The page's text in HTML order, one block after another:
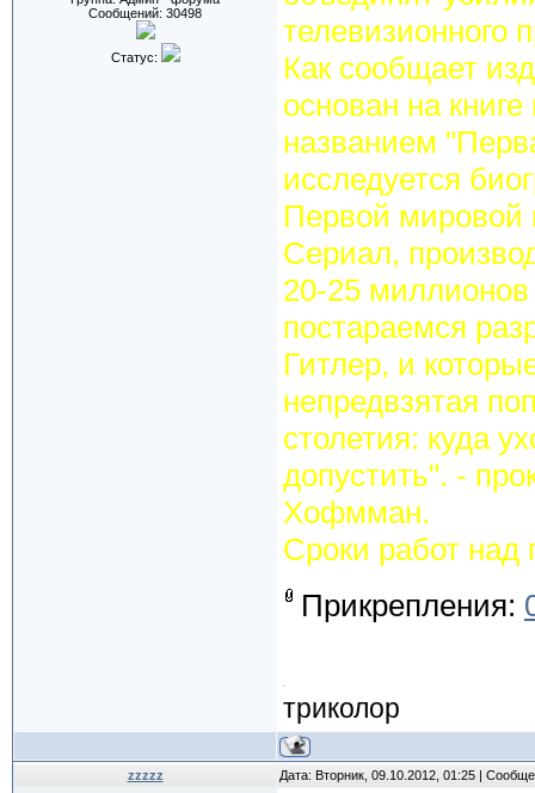
Сообщений: 30498
Статус:
телевизионного
Как сообщает
основан на
названием
исследуется
Первой мировой
Сериал,
20-25
постараемся
Гитлер, и
непредвзятая
столетия: куда
допустить". -
Хофмман.
Сроки работ над
Прикрепления:
триколор
zzzzz Дата: Вторник, 09.10.2012, 01:25 |